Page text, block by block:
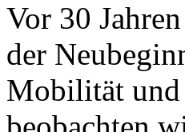
Vor 30
der
Mobilität und